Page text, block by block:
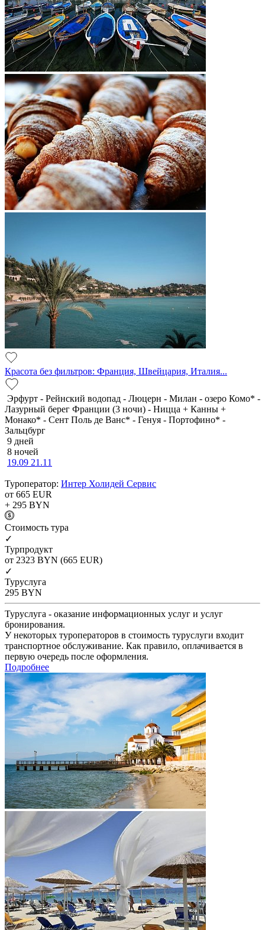
Красота без фильтров: Франция, Швейцария, Италия...
Эрфурт - Рейнский водопад - Люцерн - Милан - озеро Комо* -
Лазурный берег Франции (3 ночи) - Ницца + Канны +
Монако* - Сент Поль де Ванс* - Генуя - Портофино* -
Зальцбург
9 дней
8 ночей
19.09 21.11
Туроператор: Интер Холидей Сервис
от 665 EUR
+ 295 BYN
Cтоимость тура
✓
Турпродукт
от 2323 BYN (665 EUR)
✓
Туруслуга
295 BYN
Туруслуга - оказание информационных услуг и услуг
бронирования.
У некоторых туроператоров в стоимость туруслуги входит
транспортное обслуживание. Как правило, оплачивается в
первую очередь после оформления.
Подробнее